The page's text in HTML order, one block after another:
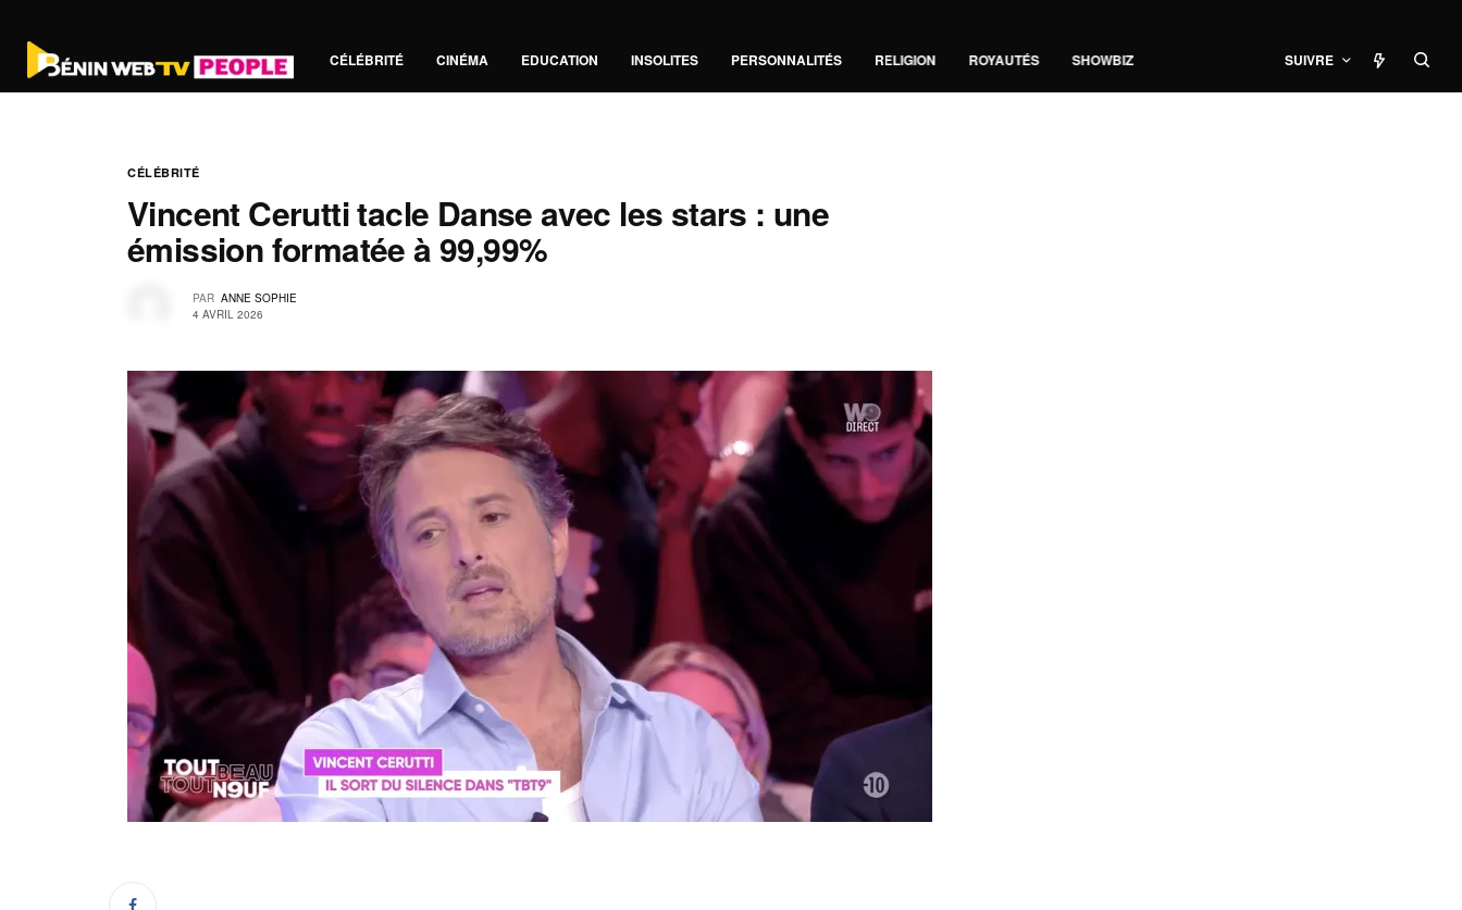
CÉLÉBRITÉ CINÉMA EDUCATION INSOLITES PERSONNALITÉS RELIGION ROYAUTÉS SHOWBIZ SUIVRE
CÉLÉBRITÉ
Vincent Cerutti tacle Danse avec les stars : une
émission formatée à 99,99%
PAR ANNE SOPHIE
4 AVRIL 2026